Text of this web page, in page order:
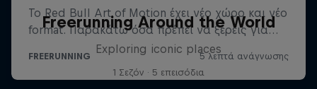
Freerunning Around the World
Exploring iconic places
1 Σεζόν · 5 επεισόδια